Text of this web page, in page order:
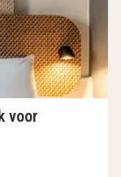
voor